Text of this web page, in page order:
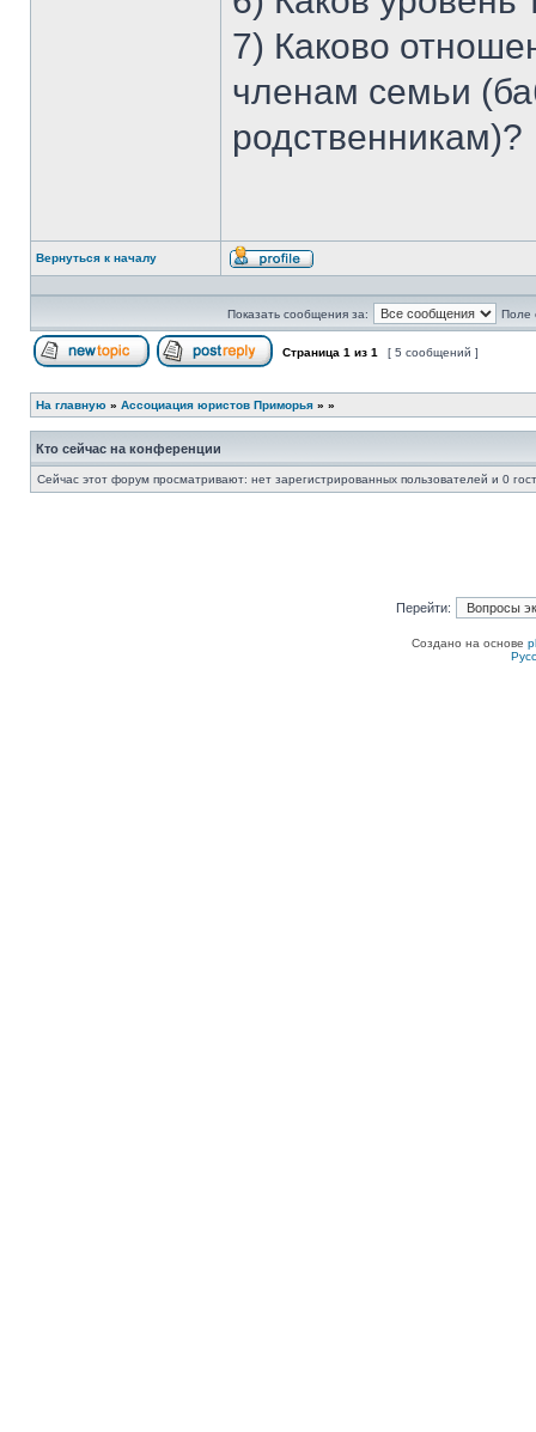
7) Каково
членам семьи
родственникам)?
Вернуться к началу
Профиль
Показать сообщения за: Поле
Страница 1 из 1 [ 5 сообщений ]
На главную » Ассоциация юристов Приморья » »
Кто сейчас на конференции
Сейчас этот форум просматривают: нет зарегистрированных пользователей и 0
Перейти:
Создано на основе